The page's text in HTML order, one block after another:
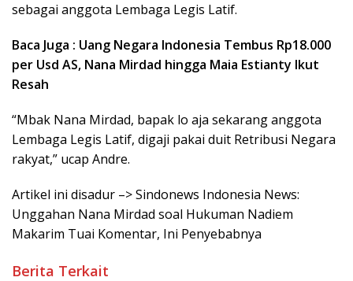
sebagai anggota Lembaga Legis Latif.
Baca Juga : Uang Negara Indonesia Tembus Rp18.000
per Usd AS, Nana Mirdad hingga Maia Estianty Ikut
Resah
“Mbak Nana Mirdad, bapak lo aja sekarang anggota
Lembaga Legis Latif, digaji pakai duit Retribusi Negara
rakyat,” ucap Andre.
Artikel ini disadur –> Sindonews Indonesia News:
Unggahan Nana Mirdad soal Hukuman Nadiem
Makarim Tuai Komentar, Ini Penyebabnya
Berita Terkait